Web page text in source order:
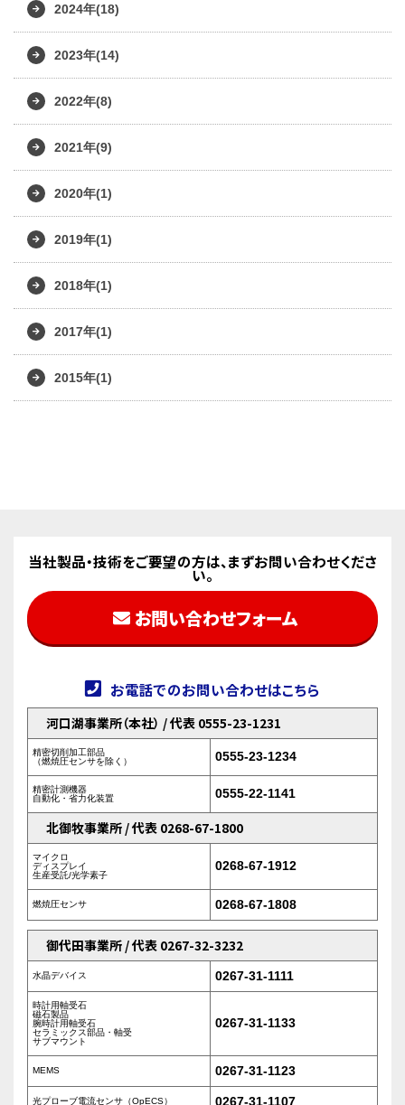
2024年(18)
2023年(14)
2022年(8)
2021年(9)
2020年(1)
2019年(1)
2018年(1)
2017年(1)
2015年(1)
当社製品・技術をご要望の方は、まずお問い合わせくださ
い。
お問い合わせフォーム
お電話でのお問い合わせはこちら
河口湖事業所（本社） / 代表 0555-23-1231
精密切削加工部品
（燃焼圧センサを除く）
0555-23-1234
精密計測機器
自動化・省力化装置
0555-22-1141
北御牧事業所 / 代表 0268-67-1800
マイクロ
ディスプレイ
生産受託/光学素子
0268-67-1912
燃焼圧センサ 0268-67-1808
御代田事業所 / 代表 0267-32-3232
水晶デバイス 0267-31-1111
時計用軸受石
磁石製品
腕時計用軸受石
セラミックス部品・軸受
サブマウント
0267-31-1133
MEMS 0267-31-1123
光プローブ電流センサ（OpECS） 0267-31-1107